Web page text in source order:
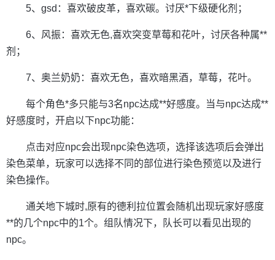
5、gsd：喜欢破皮革，喜欢碳。讨厌*下级硬化剂；
6、风振：喜欢无色,喜欢突变草莓和花叶，讨厌各种属**
剂；
7、奥兰奶奶：喜欢无色，喜欢暗黑酒，草莓，花叶。
每个角色*多只能与3名npc达成**好感度。当与npc达成**
好感度时，开启以下npc功能：
点击对应npc会出现npc染色选项，选择该选项后会弹出
染色菜单，玩家可以选择不同的部位进行染色预览以及进行
染色操作。
通关地下城时,原有的德利拉位置会随机出现玩家好感度
**的几个npc中的1个。组队情况下，队长可以看见出现的
npc。